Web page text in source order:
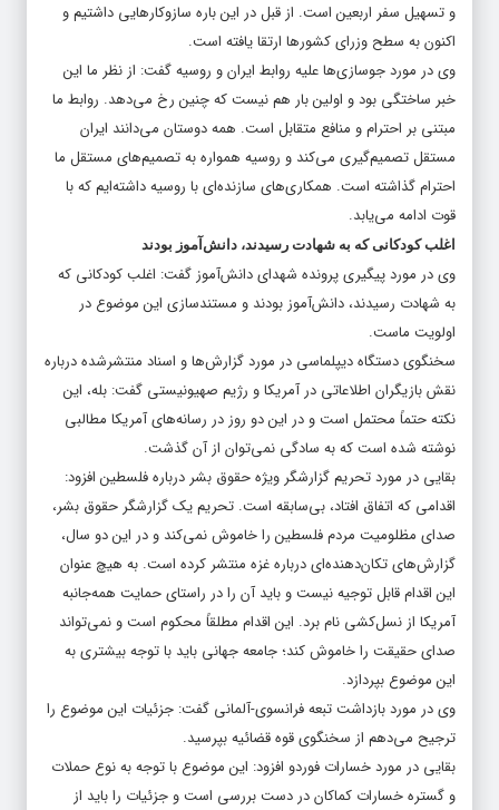
و تسهیل سفر اربعین است. از قبل در این باره سازوکارهایی داشتیم و
اکنون به سطح وزرای کشورها ارتقا یافته است.
وی در مورد جوسازی‌ها علیه روابط ایران و روسیه گفت: از نظر ما این
خبر ساختگی بود و اولین بار هم نیست که چنین رخ می‌دهد. روابط ما
مبتنی بر احترام و منافع متقابل است. همه دوستان می‌دانند ایران
مستقل تصمیم‌گیری می‌کند و روسیه همواره به تصمیم‌های مستقل ما
احترام گذاشته است. همکاری‌های سازنده‌ای با روسیه داشته‌ایم که با
قوت ادامه می‌یابد.
اغلب کودکانی که به شهادت رسیدند، دانش‌آموز بودند
وی در مورد پیگیری پرونده شهدای دانش‌آموز گفت: اغلب کودکانی که
به شهادت رسیدند، دانش‌آموز بودند و مستندسازی این موضوع در
اولویت ماست.
سخنگوی دستگاه دیپلماسی در مورد گزارش‌ها و اسناد منتشرشده درباره
نقش بازیگران اطلاعاتی در آمریکا و رژیم صهیونیستی گفت: بله، این
نکته حتماً محتمل است و در این دو روز در رسانه‌های آمریکا مطالبی
نوشته شده است که به سادگی نمی‌توان از آن گذشت.
بقایی در مورد تحریم گزارشگر ویژه حقوق بشر درباره فلسطین افزود:
اقدامی که اتفاق افتاد، بی‌سابقه است. تحریم یک گزارشگر حقوق بشر،
صدای مظلومیت مردم فلسطین را خاموش نمی‌کند و در این دو سال،
گزارش‌های تکان‌دهنده‌ای درباره غزه منتشر کرده است. به هیچ عنوان
این اقدام قابل توجیه نیست و باید آن را در راستای حمایت همه‌جانبه
آمریکا از نسل‌کشی نام برد. این اقدام مطلقاً محکوم است و نمی‌تواند
صدای حقیقت را خاموش کند؛ جامعه جهانی باید با توجه بیشتری به
این موضوع بپردازد.
وی در مورد بازداشت تبعه فرانسوی-آلمانی گفت: جزئیات این موضوع را
ترجیح می‌دهم از سخنگوی قوه قضائیه بپرسید.
بقایی در مورد خسارات فوردو افزود: این موضوع با توجه به نوع حملات
و گستره خسارات کماکان در دست بررسی است و جزئیات را باید از